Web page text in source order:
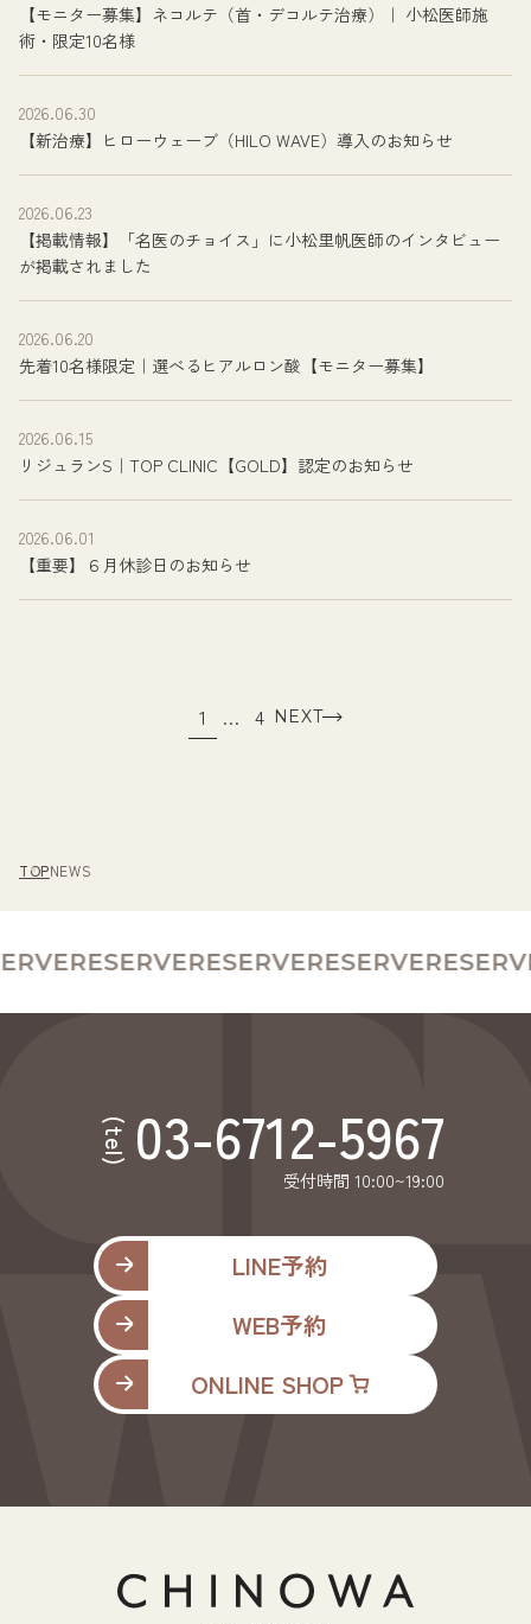
【モニター募集】ネコルテ（首・デコルテ治療）｜ 小松医師施
術・限定10名様
2026.06.30
【新治療】ヒローウェーブ（HILO WAVE）導入のお知らせ
2026.06.23
【掲載情報】「名医のチョイス」に小松里帆医師のインタビュー
が掲載されました
2026.06.20
先着10名様限定｜選べるヒアルロン酸【モニター募集】
2026.06.15
リジュランS｜TOP CLINIC【GOLD】認定のお知らせ
2026.06.01
【重要】６月休診日のお知らせ
り
1 … 4 NEXT
TOPNEWS
RESERVERESERVERESERVE
(tel) 03-6712-5967
受付時間 10:00~19:00
LINE予約
WEB予約
ONLINE SHOP